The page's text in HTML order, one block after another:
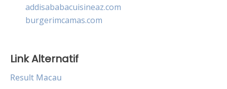
addisababacuisineaz.com
burgerimcamas.com
Link Alternatif
Result Macau